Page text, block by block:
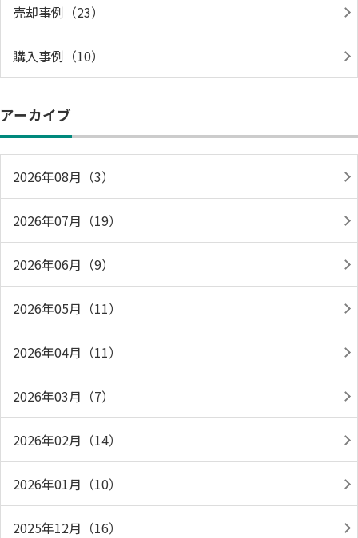
売却事例（23）
購入事例（10）
アーカイブ
2026年08月（3）
2026年07月（19）
2026年06月（9）
2026年05月（11）
2026年04月（11）
2026年03月（7）
2026年02月（14）
2026年01月（10）
2025年12月（16）